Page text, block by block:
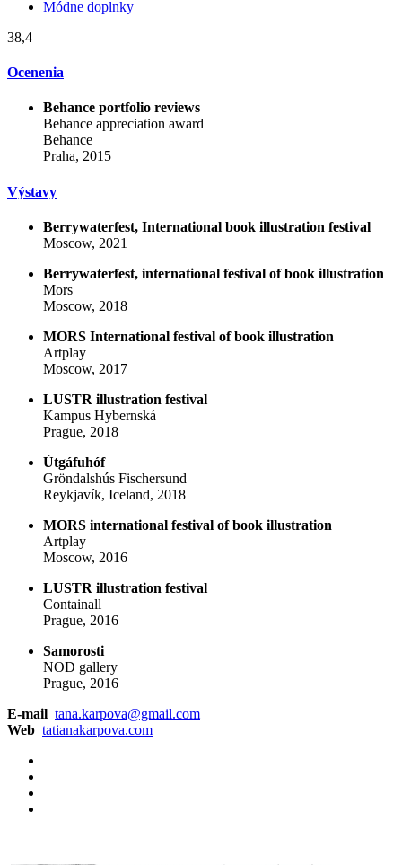
Módne doplnky
38,4
Ocenenia
Behance portfolio reviews
Behance appreciation award
Behance
Praha, 2015
Výstavy
Berrywaterfest, International book illustration festival
Moscow, 2021
Berrywaterfest, international festival of book illustration
Mors
Moscow, 2018
MORS International festival of book illustration
Artplay
Moscow, 2017
LUSTR illustration festival
Kampus Hybernská
Prague, 2018
Útgáfuhóf
Gröndalshús Fischersund
Reykjavík, Iceland, 2018
MORS international festival of book illustration
Artplay
Moscow, 2016
LUSTR illustration festival
Containall
Prague, 2016
Samorosti
NOD gallery
Prague, 2016
E-mail tana.karpova@gmail.com
Web tatianakarpova.com